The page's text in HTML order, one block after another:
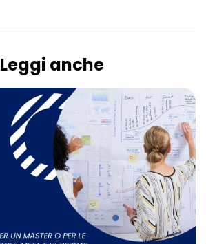
Leggi anche